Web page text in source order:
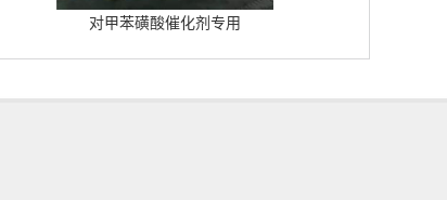
对甲苯磺酸催化剂专用